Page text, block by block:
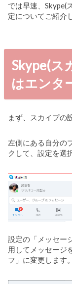
では早速、Skype(
定についてご紹介
Skype(ス
はエンタ
まず、スカイプの
左側にある自分の
クして、設定を選
設定の「メッセー
用してメッセージ
フ」に変更します。